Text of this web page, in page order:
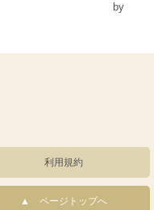
利用規約
ページトップへ